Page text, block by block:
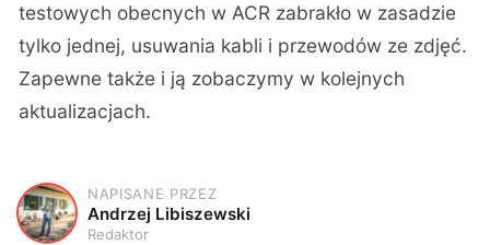
testowych obecnych w ACR zabrakło w zasadzie
tylko jednej, usuwania kabli i przewodów ze zdjęć.
Zapewne także i ją zobaczymy w kolejnych
aktualizacjach.
A
NAPISANE PRZEZ
Andrzej Libiszewski
Redaktor